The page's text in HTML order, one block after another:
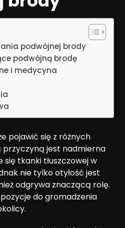
podwójnej brody
podwójną brodę
i medycyna
pojawić się z różnych
przyczyną jest nadmierna
się tkanki tłuszczowej w
nie tylko otyłość jest
odgrywa znaczącą rolę.
do gromadzenia